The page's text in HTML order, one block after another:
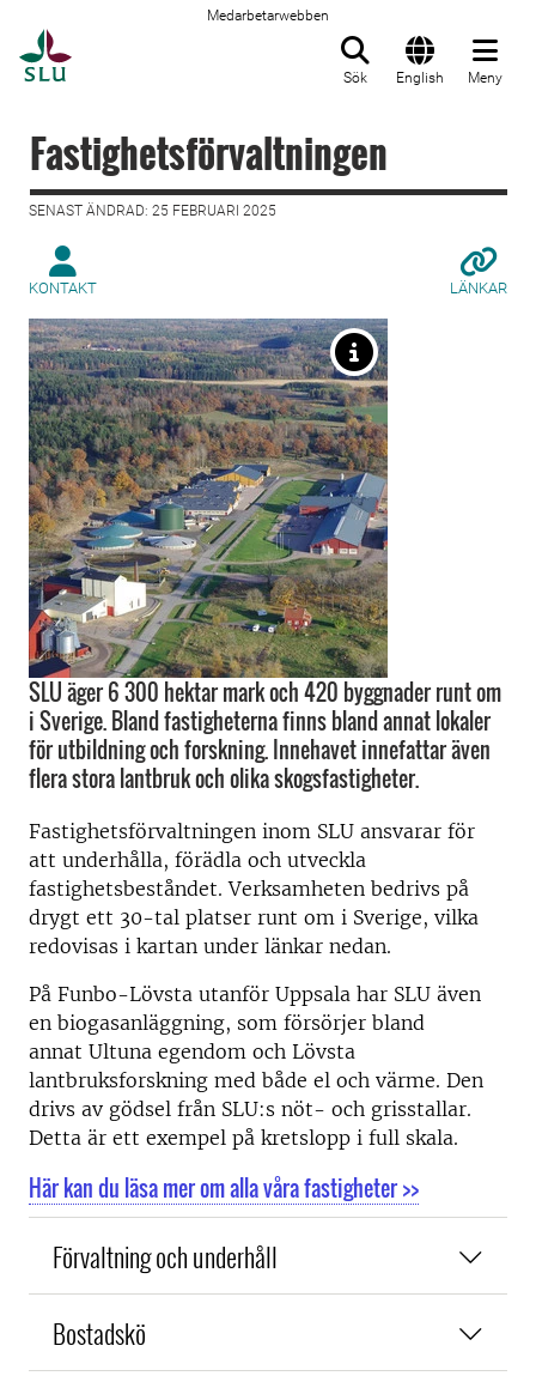
Medarbetarwebben
Sök English Meny
Fastighetsförvaltningen
SENAST ÄNDRAD: 25 FEBRUARI 2025
KONTAKT LÄNKAR
SLU äger 6 300 hektar mark och 420 byggnader runt om
i Sverige. Bland fastigheterna finns bland annat lokaler
för utbildning och forskning. Innehavet innefattar även
flera stora lantbruk och olika skogsfastigheter.
Fastighetsförvaltningen inom SLU ansvarar för
att underhålla, förädla och utveckla
fastighetsbeståndet. Verksamheten bedrivs på
drygt ett 30-tal platser runt om i Sverige, vilka
redovisas i kartan under länkar nedan.
På Funbo-Lövsta utanför Uppsala har SLU även
en biogasanläggning, som försörjer bland
annat Ultuna egendom och Lövsta
lantbruksforskning med både el och värme. Den
drivs av gödsel från SLU:s nöt- och grisstallar.
Detta är ett exempel på kretslopp i full skala.
Här kan du läsa mer om alla våra fastigheter >>
Förvaltning och underhåll
Bostadskö